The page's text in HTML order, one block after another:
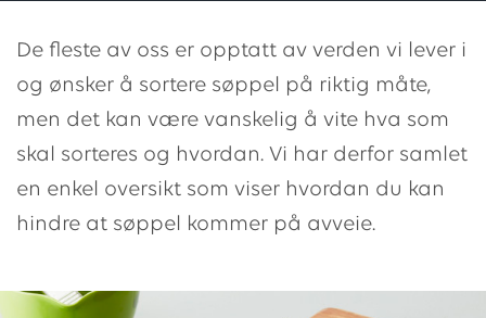
De fleste av oss er opptatt av verden vi lever i
og ønsker å sortere søppel på riktig måte,
men det kan være vanskelig å vite hva som
skal sorteres og hvordan. Vi har derfor samlet
en enkel oversikt som viser hvordan du kan
hindre at søppel kommer på avveie.